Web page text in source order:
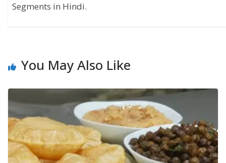
Segments in Hindi.
You May Also Like